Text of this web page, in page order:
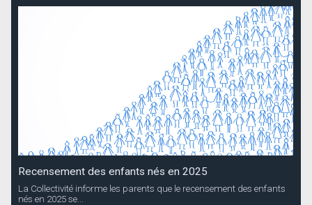
Recensement des enfants nés en 2025
La Collectivité informe les parents que le recensement des enfants
nés en 2025 se...